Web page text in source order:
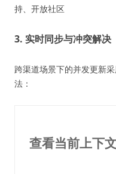
持、开放社区
3. 实时同步与冲突解决
跨渠道场景下的并发更新
法：
查看当前上下